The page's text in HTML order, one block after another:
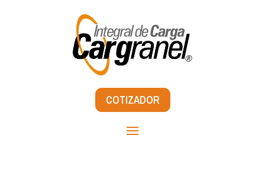
COTIZADOR